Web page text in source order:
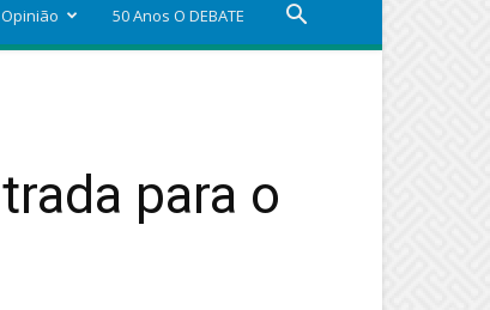
Opinião 50 Anos O DEBATE
para o